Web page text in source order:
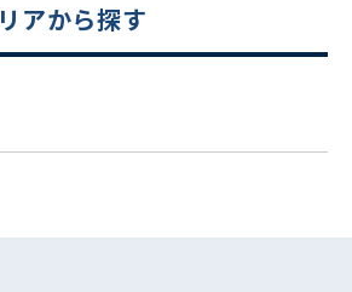
電話でお問い合わせ
アから探す